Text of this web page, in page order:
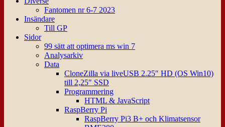
Fantomen nr 6-7 2023
Insändare
Till GP
Sidor
99 sätt att optimera ms win 7
Analysarkiv
Data
CloneZilla via liveUSB 2.25″ HD (OS Win10)
till 2,25″ SSD
Programmering
HTML & JavaScript
RaspBerry Pi
RaspBerry Pi3 B+ och Klimatsensor